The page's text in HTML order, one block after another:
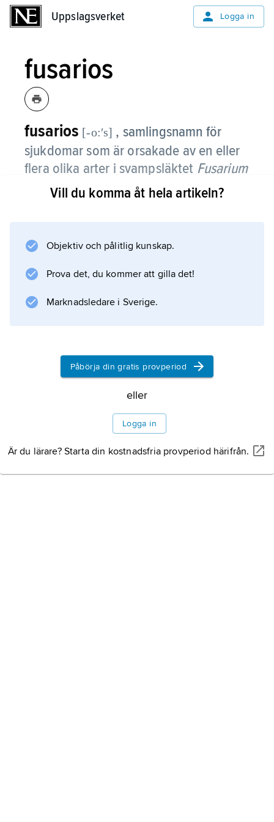
Uppslagsverket Logga in
fusarios
fusarios [-o:ʹs] , samlingsnamn för
sjukdomar som är orsakade av en eller
flera olika arter i svampsläktet Fusarium
(slemmögel).
även på bl.a. lök och kaktus. På stråsäd talar
alltefter var på plantan sjukdomen uppträder.
Fusarioser kännetecknas av att växten eller
delar av växten uppvisar rötor och dör. De
Information om artikeln
Vill du komma åt hela artikeln?
Objektiv och pålitlig kunskap.
Prova det, du kommer att gilla det!
Marknadsledare i Sverige.
Påbörja din gratis provperiod
eller
Logga in
Är du lärare? Starta din kostnadsfria provperiod härifrån.